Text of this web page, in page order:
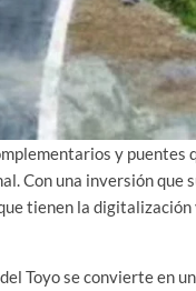
y
Con una inversión que
tienen la
Toyo se convierte en